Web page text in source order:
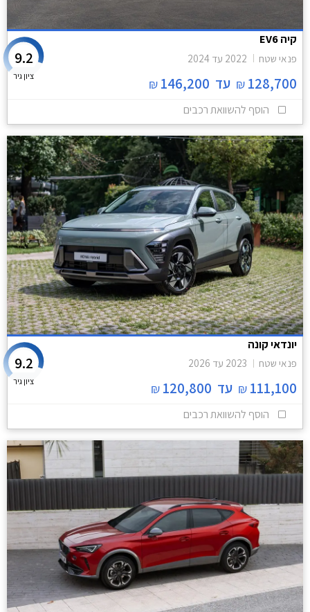
קיה EV6
פנאי שטח 2022 עד 2024
128,700
₪ עד 146,200
₪
9.2
ציון גיר
הוסף להשוואת רכבים
יונדאי קונה
פנאי שטח 2023 עד 2026
111,100
₪ עד 120,800
₪
9.2
ציון גיר
הוסף להשוואת רכבים